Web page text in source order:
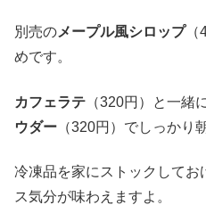
別売のメープル風シロップ（
めです。
カフェラテ （320円）と一緒
ウダー （320円）でしっかり
冷凍品を家にストックして
ス気分が味わえますよ。